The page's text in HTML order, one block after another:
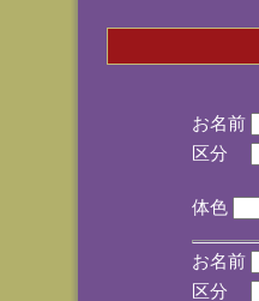
お名前
区分
(
体色
お名前
区分